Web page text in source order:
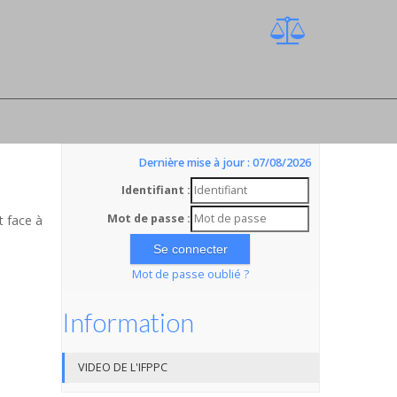
face à
Dernière mise à jour : 07/08/2026
Identifiant :
Mot de passe :
Mot de passe oublié ?
Information
VIDEO DE L'IFPPC